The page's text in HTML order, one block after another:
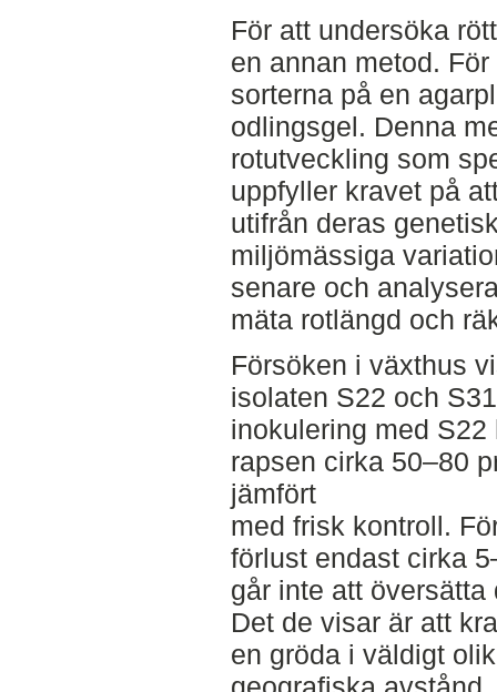
För att undersöka
en annan metod.
sorterna på en
odlingsgel. Denna
rotutveckling som
uppfyller kravet på
utifrån deras
miljömässiga
senare och
mäta rotlängd och
Försöken i växthus
isolaten S22 och
inokulering med
rapsen cirka 50–80
jämfört
med frisk kontroll.
förlust endast cirka
går inte att
Det de visar är att
en gröda i väldigt